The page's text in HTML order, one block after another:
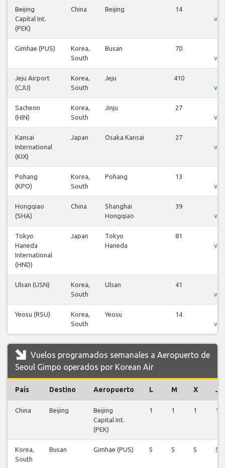
Beijing
Capital Int.
(PEK)
China Beijing 14
Gimhae (PUS)
Korea,
South
Busan 70
Jeju Airport
(CJU)
Korea,
South
Jeju 410
Sacheon
(HIN)
Korea,
South
Jinju 27
Kansai
International
(KIX)
Japan Osaka Kansai 27
Pohang
(KPO)
Korea,
South
Pohang 13
Hongqiao
(SHA)
China
Shanghai
Hongqiao
39
Tokyo
Haneda
International
(HND)
Japan
Tokyo
Haneda
81
Ulsan (USN)
Korea,
South
Ulsan 41
Yeosu (RSU)
Korea,
South
Yeosu 14
Vuelos programados semanales a Aeropuerto de
Seoul Gimpo operados por Korean Air
País Destino Aeropuerto L M X J
China Beijing
Beijing
Capital Int.
(PEK)
1 1 1 1
Korea,
South
Busan Gimhae (PUS) 5 5 5 5